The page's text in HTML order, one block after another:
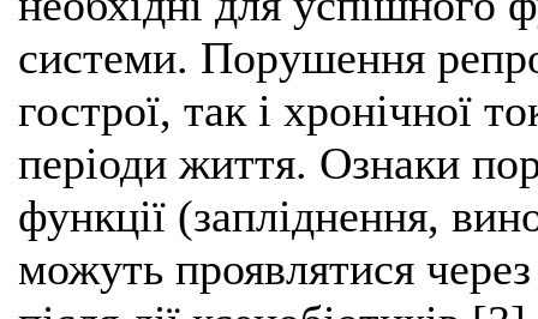
системи. Порушення
гострої, так і хронічної
періоди життя. Ознаки
функції (запліднення,
можуть проявлятися через